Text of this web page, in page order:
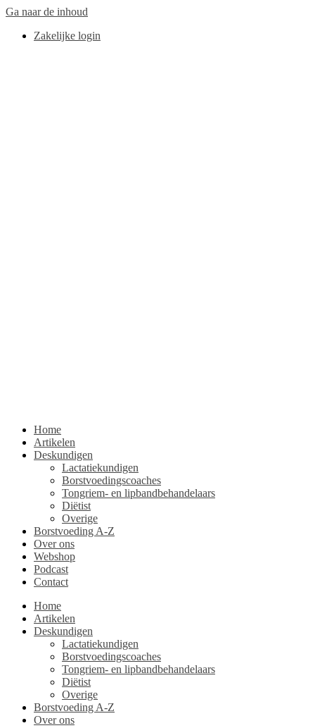
Ga naar de inhoud
Zakelijke login
Home
Artikelen
Deskundigen
Lactatiekundigen
Borstvoedingscoaches
Tongriem- en lipbandbehandelaars
Diëtist
Overige
Borstvoeding A-Z
Over ons
Webshop
Podcast
Contact
Home
Artikelen
Deskundigen
Lactatiekundigen
Borstvoedingscoaches
Tongriem- en lipbandbehandelaars
Diëtist
Overige
Borstvoeding A-Z
Over ons